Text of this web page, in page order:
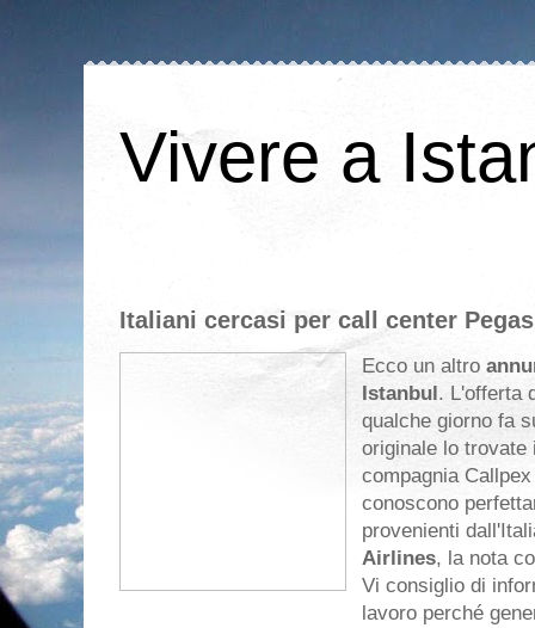
Vivere a
Italiani cercasi per call center
Ecco un altro
Istanbul. L'offerta
qualche giorno fa
originale lo trovate
compagnia
conoscono
provenienti
Airlines, la nota
Vi consiglio di
lavoro perché